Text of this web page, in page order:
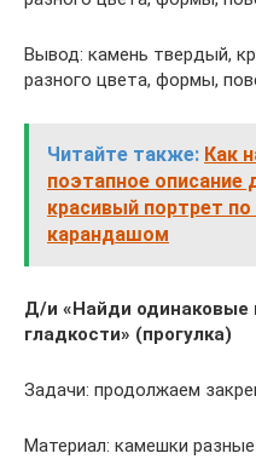
Вывод: камень твердый,
разного цвета, формы,
Читайте также: Как
поэтапное описание
красивый портрет
карандашом
Д/и «Найди одинаковые
гладкости» (прогулка)
Задачи: продолжаем
Материал: камешки